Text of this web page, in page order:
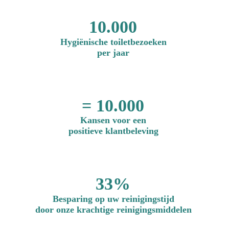
10.000
Hygiënischetoiletbezoeken
per jaar
= 10.000
Kansen voor een
positieve klantbeleving
33%
Besparing op uw reinigingstijd
door onze krachtige reinigingsmiddelen